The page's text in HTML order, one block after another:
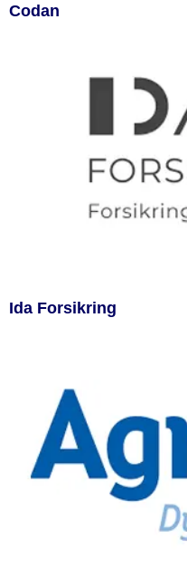
Codan
Ida Forsikring